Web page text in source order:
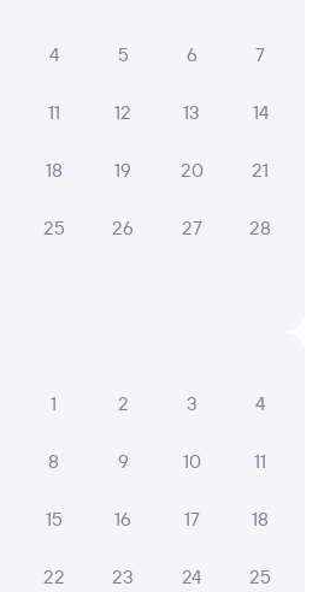
для более удобной работы
4 5 6 7
11 12 13 14
18 19 20 21
25 26 27 28
1
2 3 4
8 9 10 11
15 16 17 18
22 23 24 25